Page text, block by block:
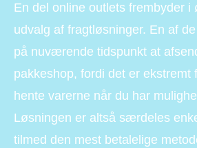
En del online outlets frembyder i
udvalg af fragtløsninger. En af
på nuværende tidspunkt at
pakkeshop, fordi det er ekstremt
hente varerne når du har
Løsningen er altså særdeles
tilmed den mest betalelige